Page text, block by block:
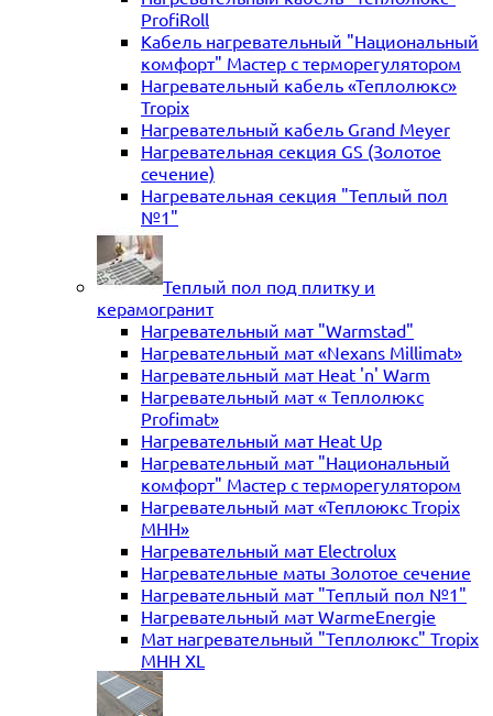
ProfiRoll
Кабель нагревательный "Национальный
комфорт" Мастер с терморегулятором
Нагревательный кабель «Теплолюкс»
Tropix
Нагревательный кабель Grand Meyer
Нагревательная секция GS (Золотое
сечение)
Нагревательная секция "Теплый пол
№1"
Теплый пол под плитку и
керамогранит
Нагревательный мат "Warmstad"
Нагревательный мат «Nexans Millimat»
Нагревательный мат Heat 'n' Warm
Нагревательный мат « Теплолюкс
Profimat»
Нагревательный мат Heat Up
Нагревательный мат "Национальный
комфорт" Мастер с терморегулятором
Нагревательный мат «Теплоюкс Tropix
MHH»
Нагревательный мат Electrolux
Нагревательные маты Золотое сечение
Нагревательный мат "Теплый пол №1"
Нагревательный мат WarmeEnergie
Мат нагревательный "Теплолюкс" Tropix
МНН XL